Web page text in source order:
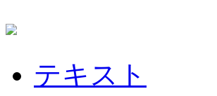
テキスト